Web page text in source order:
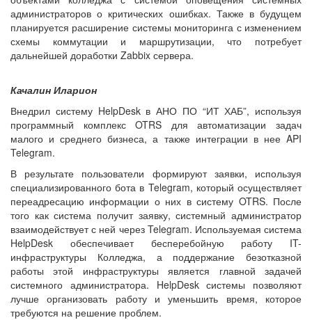
администраторов о критических ошибках. Также в будущем
планируется расширение системы мониторинга с изменением
схемы коммутации и маршрутизации, что потребует
дальнейшей доработки Zabbix сервера.
Качалин Иларион
Внедрил систему HelpDesk в АНО ПО “ИТ ХАБ”, используя
программный комплекс OTRS для автоматизации задач
малого и среднего бизнеса, а также интеграции в нее API
Telegram.
В результате пользователи формируют заявки, используя
специализированного бота в Telegram, который осуществляет
переадресацию информации о них в систему OTRS. После
того как система получит заявку, системный администратор
взаимодействует с ней через Telegram. Используемая система
HelpDesk обеспечивает бесперебойную работу IT-
инфраструктуры Колледжа, а поддержание безотказной
работы этой инфраструктуры является главной задачей
системного администратора. HelpDesk системы позволяют
лучше организовать работу и уменьшить время, которое
требуются на решение проблем.